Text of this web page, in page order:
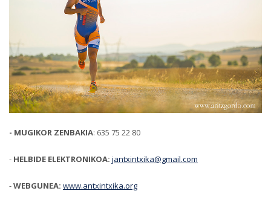
- MUGIKOR ZENBAKIA: 635 75 22 80
- HELBIDE ELEKTRONIKOA: jantxintxika@gmail.com
-WEBGUNEA: www.antxintxika.org